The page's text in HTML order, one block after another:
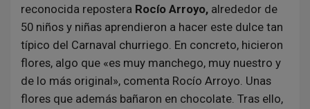
reconocida repostera Rocío Arroyo, alrededor de
50 niños y niñas aprendieron a hacer este dulce tan
típico del Carnaval churriego. En concreto, hicieron
flores, algo que «es muy manchego, muy nuestro y
de lo más original», comenta Rocío Arroyo. Unas
flores que además bañaron en chocolate. Tras ello,